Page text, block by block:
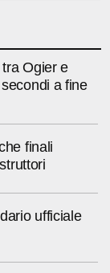
Ogier e
a fine
finali
ufficiale